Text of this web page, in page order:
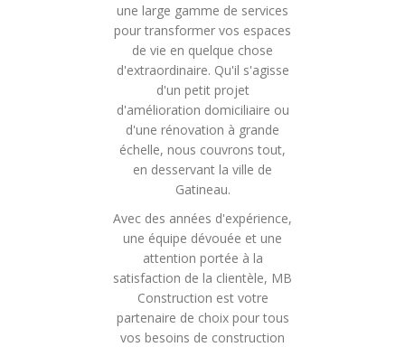
une large gamme de services
pour transformer vos espaces
de vie en quelque chose
d'extraordinaire. Qu'il s'agisse
d'un petit projet
d'amélioration domiciliaire ou
d'une rénovation à grande
échelle, nous couvrons tout,
en desservant la ville de
Gatineau.
Avec des années d'expérience,
une équipe dévouée et une
attention portée à la
satisfaction de la clientèle, MB
Construction est votre
partenaire de choix pour tous
vos besoins de construction